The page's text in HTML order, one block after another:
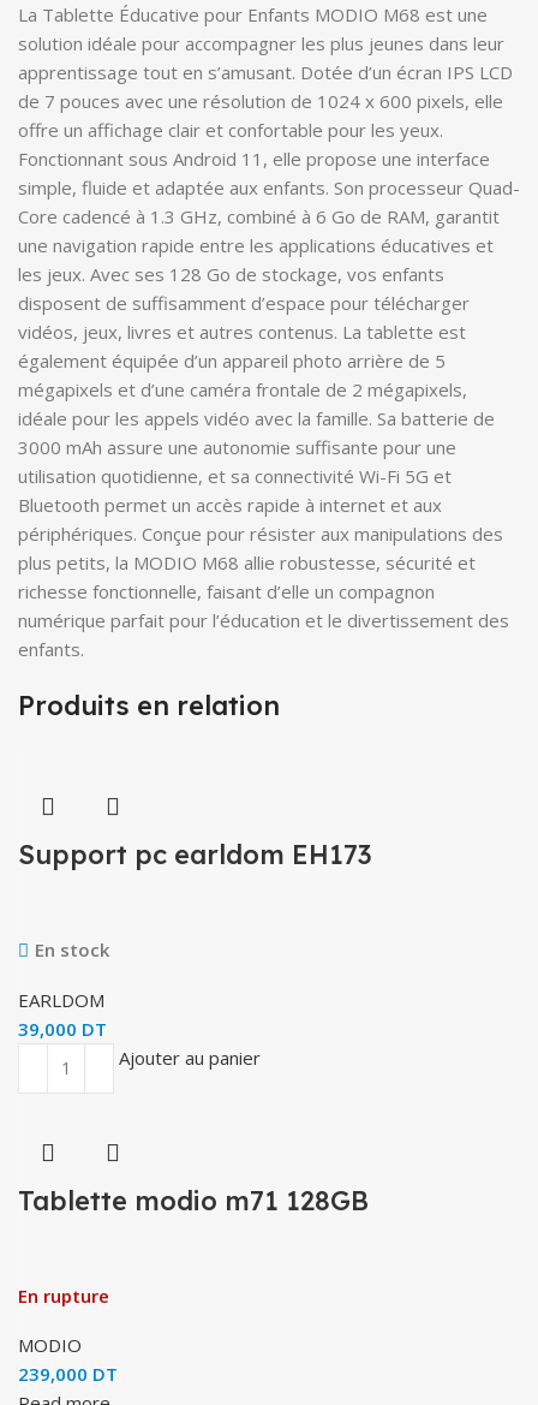
La Tablette Éducative pour Enfants MODIO M68 est une
solution idéale pour accompagner les plus jeunes dans leur
apprentissage tout en s’amusant. Dotée d’un écran IPS LCD
de 7 pouces avec une résolution de 1024 x 600 pixels, elle
offre un affichage clair et confortable pour les yeux.
Fonctionnant sous Android 11, elle propose une interface
simple, fluide et adaptée aux enfants. Son processeur Quad-
Core cadencé à 1.3 GHz, combiné à 6 Go de RAM, garantit
une navigation rapide entre les applications éducatives et
les jeux. Avec ses 128 Go de stockage, vos enfants
disposent de suffisamment d’espace pour télécharger
vidéos, jeux, livres et autres contenus. La tablette est
également équipée d’un appareil photo arrière de 5
mégapixels et d’une caméra frontale de 2 mégapixels,
idéale pour les appels vidéo avec la famille. Sa batterie de
3000 mAh assure une autonomie suffisante pour une
utilisation quotidienne, et sa connectivité Wi-Fi 5G et
Bluetooth permet un accès rapide à internet et aux
périphériques. Conçue pour résister aux manipulations des
plus petits, la MODIO M68 allie robustesse, sécurité et
richesse fonctionnelle, faisant d’elle un compagnon
numérique parfait pour l’éducation et le divertissement des
enfants.
Produits en relation
Support pc earldom EH173
En stock
EARLDOM
39,000 DT
Ajouter au panier
Tablette modio m71 128GB
En rupture
MODIO
239,000 DT